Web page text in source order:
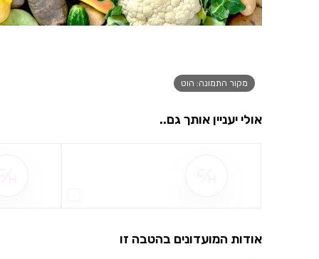
מקור התמונה: הוט
אולי יעניין אותך גם..
אודות המועדונים בהטבה זו